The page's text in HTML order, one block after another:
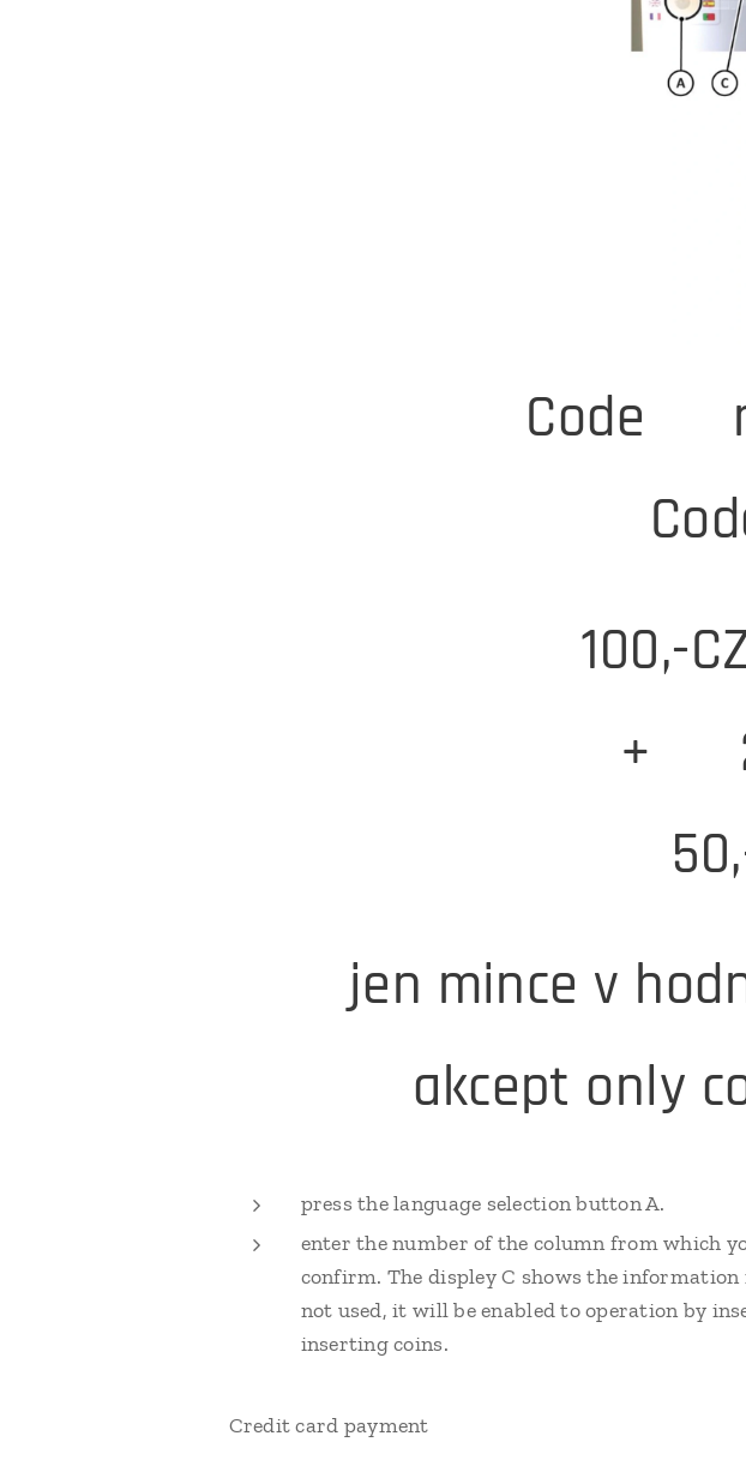
Code🔌
🅿️ 100,-
🅿️+🔌
jen mince v
akcept only
press the language selection button A.
enter the number of the column from which
confirm. The displey C shows the
not used, it will be enabled to operation by
inserting coins.
Credit card payment